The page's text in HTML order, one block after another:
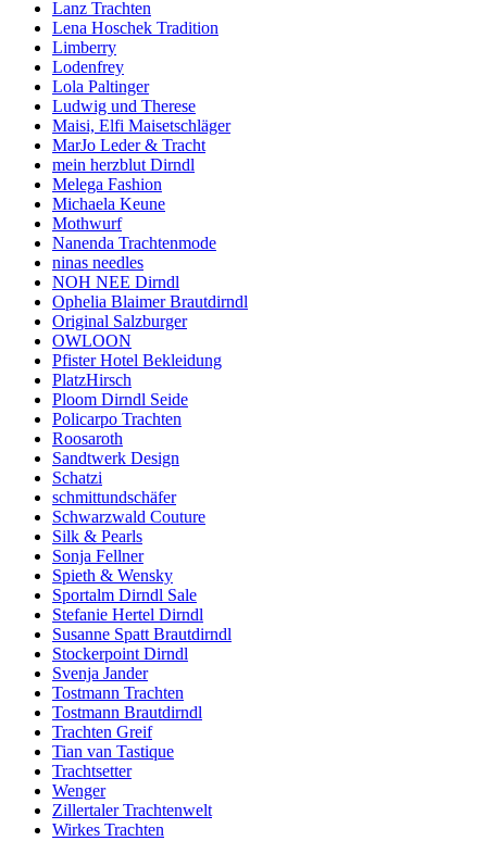
Lanz Trachten
Lena Hoschek Tradition
Limberry
Lodenfrey
Lola Paltinger
Ludwig und Therese
Maisi, Elfi Maisetschläger
MarJo Leder & Tracht
mein herzblut Dirndl
Melega Fashion
Michaela Keune
Mothwurf
Nanenda Trachtenmode
ninas needles
NOH NEE Dirndl
Ophelia Blaimer Brautdirndl
Original Salzburger
OWLOON
Pfister Hotel Bekleidung
PlatzHirsch
Ploom Dirndl Seide
Policarpo Trachten
Roosaroth
Sandtwerk Design
Schatzi
schmittundschäfer
Schwarzwald Couture
Silk & Pearls
Sonja Fellner
Spieth & Wensky
Sportalm Dirndl Sale
Stefanie Hertel Dirndl
Susanne Spatt Brautdirndl
Stockerpoint Dirndl
Svenja Jander
Tostmann Trachten
Tostmann Brautdirndl
Trachten Greif
Tian van Tastique
Trachtsetter
Wenger
Zillertaler Trachtenwelt
Wirkes Trachten